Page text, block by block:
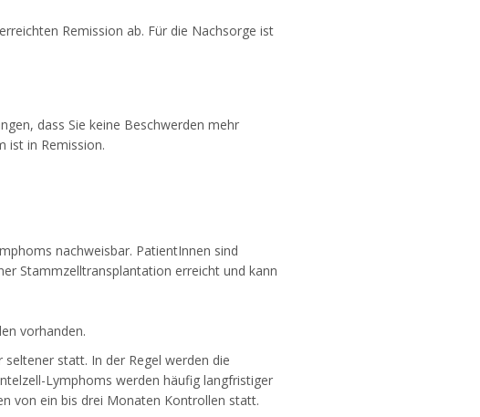
Remission ab. Für die Nachsorge ist
dass Sie keine Beschwerden mehr
ist in Remission.
nachweisbar. PatientInnen sind
Stammzelltransplantation erreicht und kann
vorhanden.
statt. In der Regel werden die
Lymphoms werden häufig langfristiger
von ein bis drei Monaten Kontrollen statt.